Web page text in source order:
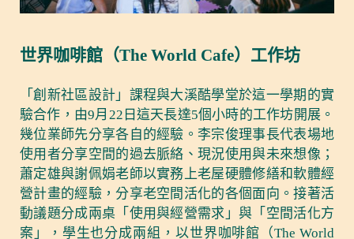
世界咖啡館（The World Cafe）工作坊
「創新社區設計」課程與大溪酷學堂於這一學期的實
驗合作，由9月22日這天長達5個小時的工作坊開展。
幾位業師先分享各自的經驗。李宗俊理事長代表場地
使用者分享空間的過去脈絡、現況使用與未來想像；
蕭定雄與謝佩娟老師以實務上老屋硬體修繕和軟體經
營計畫的經驗，分享老空間活化的各個面向。接著活
動議題分成兩桌「使用與經營需求」與「空間活化方
案」，學生也分成兩組，以世界咖啡館（The World